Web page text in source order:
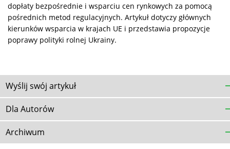
dopłaty bezpośrednie i wsparciu cen rynkowych za pomocą
pośrednich metod regulacyjnych. Artykuł dotyczy głównych
kierunków wsparcia w krajach UE i przedstawia propozycje
poprawy polityki rolnej Ukrainy.
Wyślij swój artykuł
Dla Autorów
Archiwum